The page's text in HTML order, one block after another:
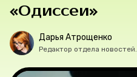
Мерч
О компании
«Одиссеи»
Дарья Атрощенко
Редактор отдела новостей.